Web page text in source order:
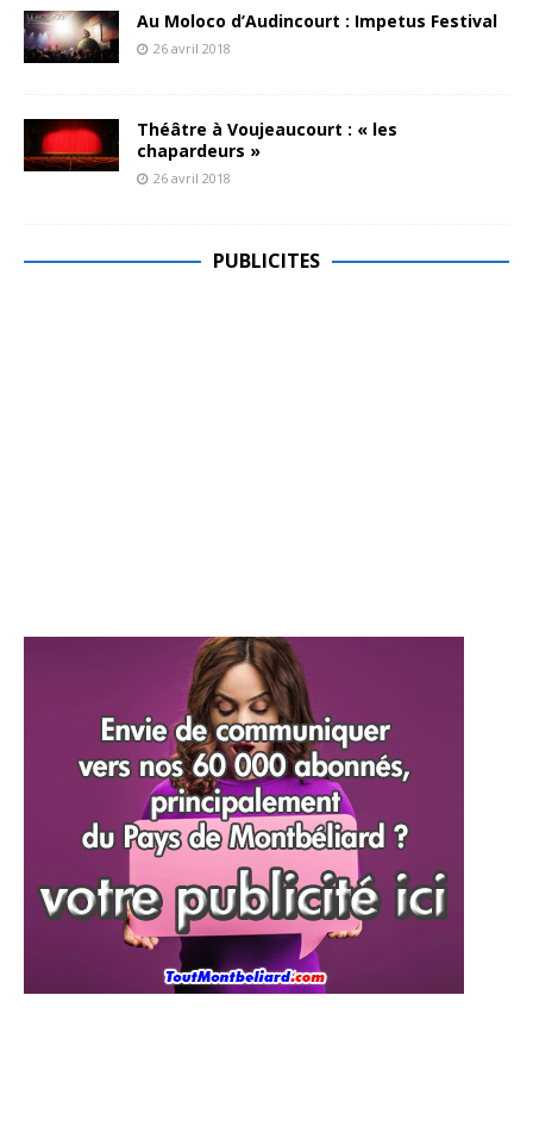
Au Moloco d’Audincourt : Impetus Festival
26 avril 2018
Théâtre à Voujeaucourt : « les
chapardeurs »
26 avril 2018
PUBLICITES